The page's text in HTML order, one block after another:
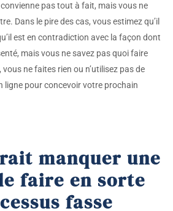
pas tout à fait, mais vous ne
Dans le pire des cas, vous estimez qu’il
est en contradiction avec la façon dont
mais vous ne savez pas quoi faire
ne faites rien ou n’utilisez pas de
ligne pour concevoir votre prochain
manquer une
faire en sorte
fasse